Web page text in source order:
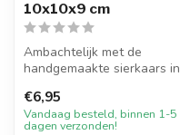
10x10x9 cm
Ambachtelijk met de
handgemaakte sierkaars in
kleur gee...
€6,95
Vandaag besteld, binnen 1-5
dagen verzonden!